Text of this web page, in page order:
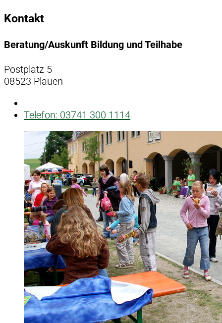
Kontakt
Beratung/Auskunft Bildung und Teilhabe
Postplatz 5
08523 Plauen
Telefon: 03741 300 1114